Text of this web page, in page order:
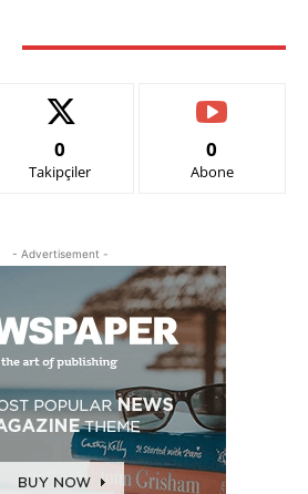
0
Takipçiler
0
Abone
- Advertisement -